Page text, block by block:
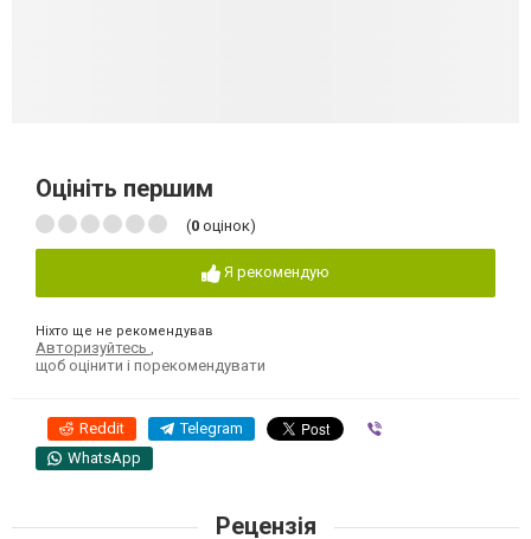
Оцініть першим
(0 оцінок)
Я рекомендую
Ніхто ще не рекомендував
Авторизуйтесь
щоб оцінити і порекомендувати
Reddit Telegram
WhatsApp
Рецензія